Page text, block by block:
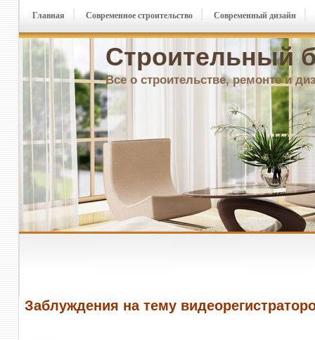
Строительный
Все о строительстве, ремонте и
Главная Современное строительство Современный дизайн
Заблуждения на тему